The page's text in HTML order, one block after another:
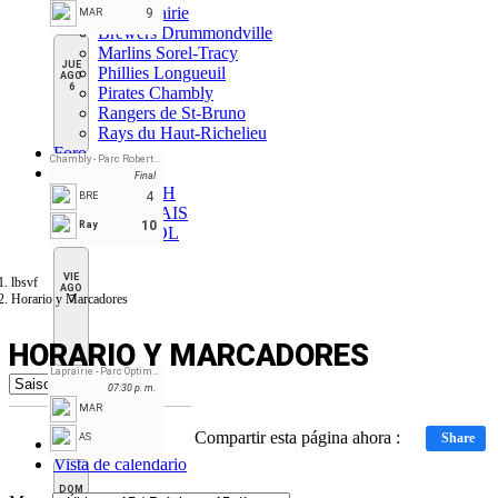
MAR 9
JUE
AGO
6
Chambly - Parc Robert-Lebel
Final
BRE
4
Ray 10
VIE
AGO
7
Laprairie - Parc Optimistes Paul Godin
07:30 p. m.
MAR
AS
DOM
A's Laprairie
Brewers Drummondville
Marlins Sorel-Tracy
Phillies Longueuil
Pirates Chambly
Rangers de St-Bruno
Rays du Haut-Richelieu
Foro
ENGLISH
FRANÇAIS
ESPAÑOL
lbsvf
Horario y Marcadores
HORARIO Y MARCADORES
Compartir esta página ahora : Share
Vista de tabla
Vista de calendario